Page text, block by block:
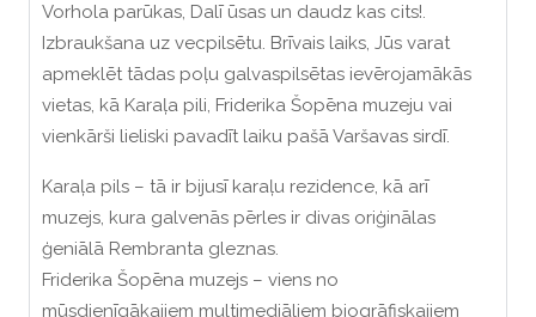
Vorhola parūkas, Dalī ūsas un daudz kas cits!.
Izbraukšana uz vecpilsētu. Brīvais laiks, Jūs varat
apmeklēt tādas poļu galvaspilsētas ievērojamākās
vietas, kā Karaļa pili, Friderika Šopēna muzeju vai
vienkārši lieliski pavadīt laiku pašā Varšavas sirdī.
Karaļa pils – tā ir bijusī karaļu rezidence, kā arī
muzejs, kura galvenās pērles ir divas oriģinālas
ģeniālā Rembranta gleznas.
Friderika Šopēna muzejs – viens no
mūsdienīgākajiem multimediāliem biogrāfiskajiem